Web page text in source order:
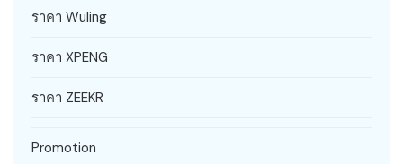
ราคา Wuling
ราคา XPENG
ราคา ZEEKR
Promotion